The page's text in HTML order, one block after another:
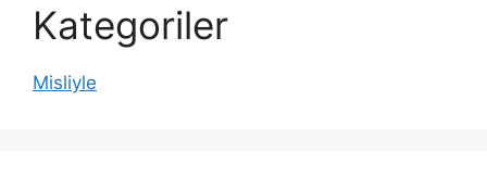
Kategoriler
Misliyle